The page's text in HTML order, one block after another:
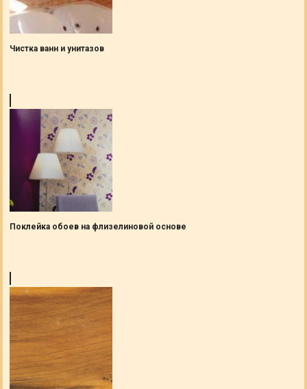
Чистка ванн и унитазов
Поклейка обоев на флизелиновой основе